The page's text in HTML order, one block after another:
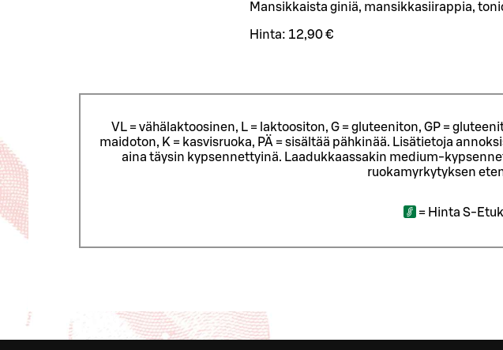
Mansikkaista giniä, mansikkasiirappia,
Hinta: 12,90 €
VL = vähälaktoosinen, L = laktoositon, G = gluteeniton, GP =
maidoton, K = kasvisruoka, PÄ = sisältää pähkinää. Lisätietoja
aina täysin kypsennettyinä. Laadukkaassakin medium-
ruokamyrkytyksen
= Hinta S-